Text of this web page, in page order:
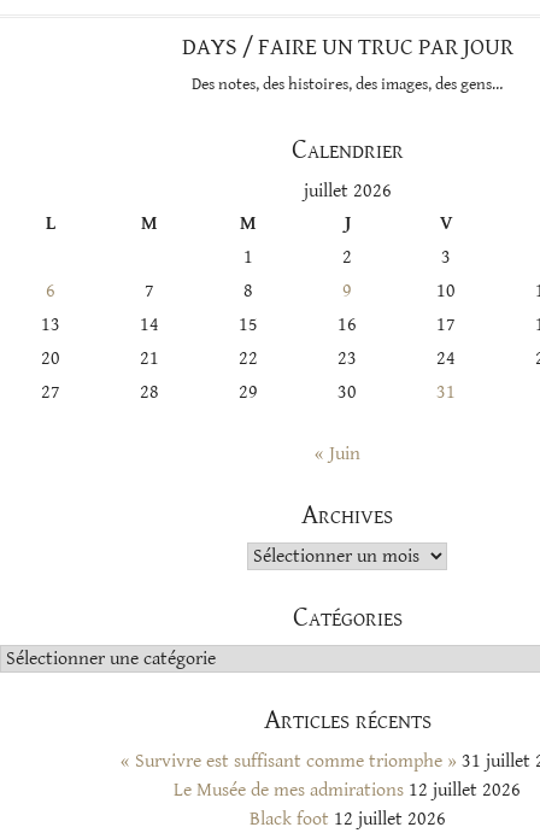
DAYS / FAIRE UN TRUC PAR JOUR
Des notes, des histoires, des images, des gens…
Calendrier
juillet 2026
L
M M J
V
1
2
3
6
7 8 9 10
13
14 15 16 17
20
21 22 23 24
27
28 29 30 31
« Juin
Archives
Archives
Catégories
Catégories
Articles récents
« Survivre est suffisant comme triomphe » 31 juillet
Le Musée de mes admirations 12 juillet 2026
Black foot 12 juillet 2026